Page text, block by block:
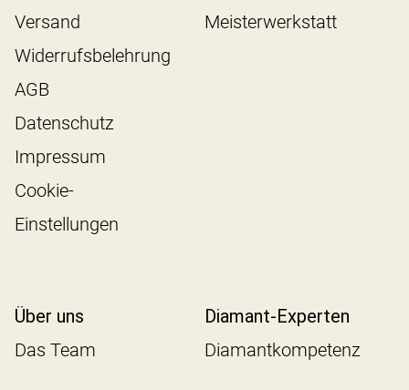
Versand
Widerrufsbelehrung
AGB
Datenschutz
Impressum
Cookie-
Einstellungen
Meisterwerkstatt
Über uns
Das Team
Diamant-Experten
Diamantkompetenz